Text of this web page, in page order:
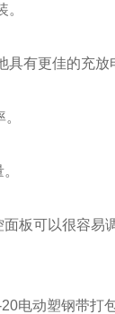
更佳的充放
可以很容易调
20电动塑钢带打